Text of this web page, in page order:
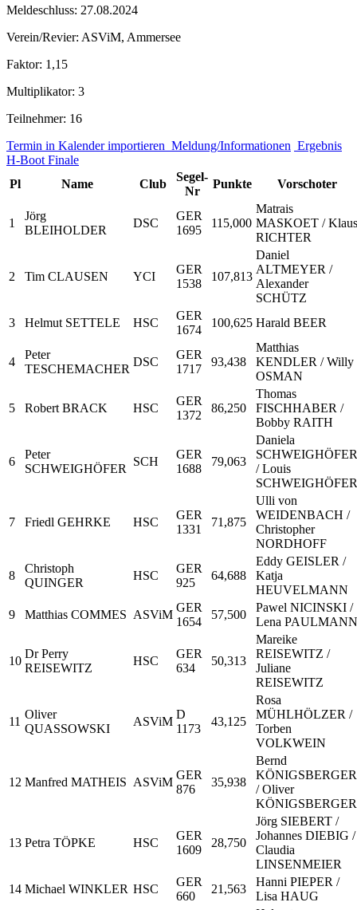
Meldeschluss: 27.08.2024
Verein/Revier: ASViM, Ammersee
Faktor: 1,15
Multiplikator: 3
Teilnehmer: 16
Termin in Kalender importieren Meldung/Informationen Ergebnis
H-Boot Finale
Pl
Name Club
Segel-
Nr
Punkte Vorschoter
1
Jörg
BLEIHOLDER
DSC
GER
1695
115,000
Matrais
MASKOET / Klaus
RICHTER
2 Tim CLAUSEN YCI
GER
1538
107,813
Daniel
ALTMEYER /
Alexander
SCHÜTZ
3
Helmut SETTELE HSC
GER
1674
100,625 Harald BEER
4
Peter
TESCHEMACHER
DSC
GER
1717
93,438
Matthias
KENDLER / Willy
OSMAN
5 Robert BRACK HSC
GER
1372
86,250
Thomas
FISCHHABER /
Bobby RAITH
6
Peter
SCHWEIGHÖFER
SCH
GER
1688
79,063
Daniela
SCHWEIGHÖFER
/ Louis
SCHWEIGHÖFER
7 Friedl GEHRKE HSC
GER
1331
71,875
Ulli von
WEIDENBACH /
Christopher
NORDHOFF
8
Christoph
QUINGER
HSC
GER
925
64,688
Eddy GEISLER /
Katja
HEUVELMANN
9
Matthias COMMES ASViM
GER
1654
57,500
Pawel NICINSKI /
Lena PAULMANN
10
Dr Perry
REISEWITZ
HSC
GER
634
50,313
Mareike
REISEWITZ /
Juliane
REISEWITZ
11
Oliver
QUASSOWSKI
ASViM
D
1173
43,125
Rosa
MÜHLHÖLZER /
Torben
VOLKWEIN
12 Manfred MATHEIS ASViM
GER
876
35,938
Bernd
KÖNIGSBERGER
/ Oliver
KÖNIGSBERGER
13 Petra TÖPKE HSC
GER
1609
28,750
Jörg SIEBERT /
Johannes DIEBIG /
Claudia
LINSENMEIER
14 Michael WINKLER HSC
GER
660
21,563
Hanni PIEPER /
Lisa HAUG